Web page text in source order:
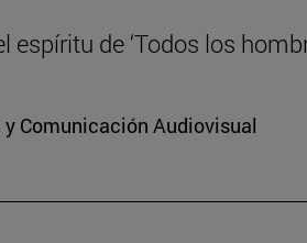
de ‘Todos los
Comunicación Audiovisual